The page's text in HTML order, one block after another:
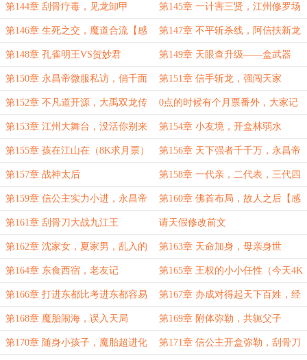
终） 家
第144章 刮骨疗毒，见龙卸甲 第145章 一计害三贤，江州修罗场
第146章 生死之交，魔道合流【感
谢“星环天秤”的盟主】
第147章 不平斩杀线，阿信扶新龙
第148章 孔雀明王VS贺妙君 第149章 天眼查升级——盒武器
第150章 永昌帝微服私访，俏千面
摩拳擦掌
第151章 信手斩龙，强闯天家
第152章 不凡道开源，大禹双龙传 0点的时候有个月票番外，大家记
得在正文投票解锁
第153章 江州大舞台，没活你别来 第154章 小友境，开盒林弱水
第155章 孩在江山在（8K求月票） 第156章 天下强者千千万，永昌帝
的女人和刮骨刀的男人占一半
第157章 战神太后 第158章 一代亲，二代表，三代四
代就拉倒
第159章 信公主实力小进，永昌帝
弱点补丁
第160章 佛首布局，故人之后【感
谢“恋爱中是喜欢的人”的盟主】
第161章 刮骨刀大战九江王 请天假修改前文
第162章 沈家女，夏家男，乱入的
道首和千面
第163章 天命加身，母亲身世
第164章 东食西宿，老友记 第165章 王权的小小任性（今天4K
对不起大家，明天万字补）
第166章 打进东都比考进东都容易
（先来6千，6点还有一更）
第167章 办成对得起天下百姓，经
得起历史检验的铁案
第168章 魔胎闹海，误入天局 第169章 附体弥勒，共轭父子
第170章 随身小孩子，魔胎超进化 第171章 信公主开盒弥勒，刮骨刀